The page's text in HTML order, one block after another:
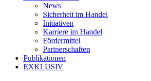
News
Sicherheit im Handel
Initiativen
Karriere im Handel
Fördermittel
Partnerschaften
Publikationen
EXKLUSIV